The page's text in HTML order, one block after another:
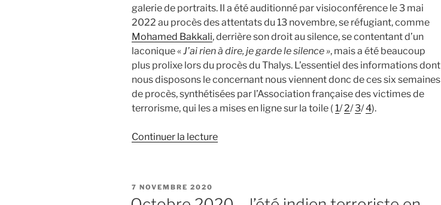
galerie de portraits. Il a été auditionné par visioconférence le 3 mai
2022 au procès des attentats du 13 novembre, se réfugiant, comme
Mohamed Bakkali, derrière son droit au silence, se contentant d’un
laconique «J’ai rien à dire, je garde le silence », mais a été beaucoup
plus prolixe lors du procès du Thalys. L’essentiel des informations dont
nous disposons le concernant nous viennent donc de ces six semaines
de procès, synthétisées par l’Association française des victimes de
terrorisme, qui les a mises en ligne sur la toile ( 1/2/3/4).
Continuer la lecturede
PUBLIÉ
LE
7 NOVEMBRE 2020